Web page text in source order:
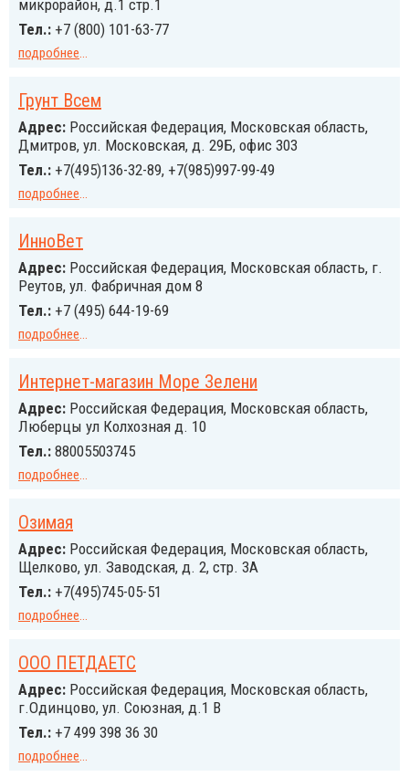
микрорайон, д.1 стр.1
Тел.: +7 (800) 101-63-77
подробнее...
Грунт Всем
Адрес: Российcкая Федерация, Московская область,
Дмитров, ул. Московская, д. 29Б, офис 303
Тел.: +7(495)136-32-89, +7(985)997-99-49
подробнее...
ИнноВет
Адрес: Российcкая Федерация, Московская область, г.
Реутов, ул. Фабричная дом 8
Тел.: +7 (495) 644-19-69
подробнее...
Интернет-магазин Море Зелени
Адрес: Российcкая Федерация, Московская область,
Люберцы ул Колхозная д. 10
Тел.: 88005503745
подробнее...
Озимая
Адрес: Российcкая Федерация, Московская область,
Щелково, ул. Заводская, д. 2, стр. 3А
Тел.: +7(495)745-05-51
подробнее...
ООО ПЕТДАЕТС
Адрес: Российcкая Федерация, Московская область,
г.Одинцово, ул. Союзная, д.1 В
Тел.: +7 499 398 36 30
подробнее...